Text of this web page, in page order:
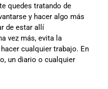
quedes tratando de
y hacer algo más
de estar allí
vez más, evita la
cualquier trabajo. En
un diario o cualquier